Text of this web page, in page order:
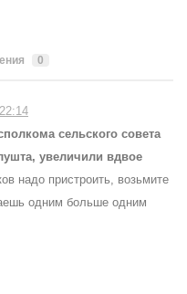
0
сельского совета
увеличили вдвое
надо пристроить, возьмите
одним больше одним